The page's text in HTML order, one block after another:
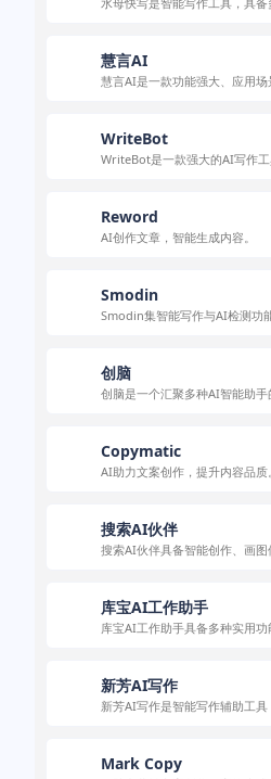
慧言AI
慧言AI是一款功能强大、应用场
WriteBot
WriteBot是一款强大的AI写作工
Reword
AI创作文章，智能生成内容。
Smodin
Smodin集智能写作与AI检测功
创脑
创脑是一个汇聚多种AI智能助
Copymatic
AI助力文案创作，提升内容品质。
搜索AI伙伴
搜索AI伙伴具备智能创作、画图
库宝AI工作助手
库宝AI工作助手具备多种实用功
新芳AI写作
新芳AI写作是智能写作辅助工具
Mark Copy